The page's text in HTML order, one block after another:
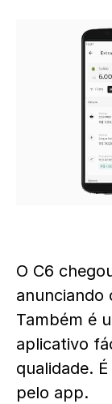
O C6
anunciando
Também é
aplicativo
qualidade.
pelo app.